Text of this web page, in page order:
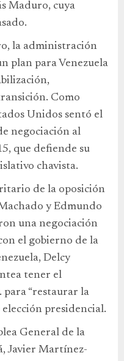
Maduro, cuya
la administración
plan para Venezuela
Como
Unidos sentó el
negociación al
que defiende su
chavista.
de la oposición
y Edmundo
una negociación
el gobierno de la
Delcy
tener el
para “restaurar la
elección presidencial.
General de la
Javier Martínez-